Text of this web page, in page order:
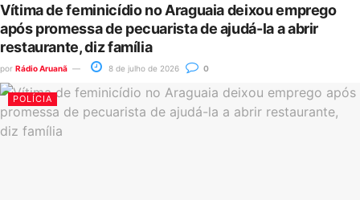
Vítima de feminicídio no Araguaia deixou emprego
após promessa de pecuarista de ajudá-la a abrir
restaurante, diz família
por Rádio Aruanã 8 de julho de 2026 0
POLÍCIA